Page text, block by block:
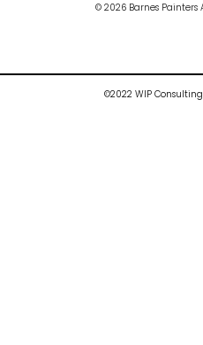
© 2026 Barnes Painters
©2022 WIP